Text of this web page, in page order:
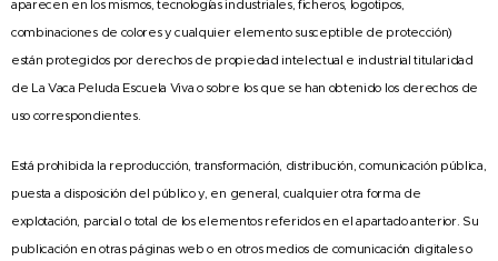
aparecen en los mismos, tecnologías industriales, ficheros, logotipos,
combinaciones de colores y cualquier elemento susceptible de protección)
están protegidos por derechos de propiedad intelectual e industrial titularidad
de La Vaca Peluda Escuela Viva o sobre los que se han obtenido los derechos de
uso correspondientes.
Está prohibida la reproducción, transformación, distribución, comunicación pública,
puesta a disposición del público y, en general, cualquier otra forma de
explotación, parcial o total de los elementos referidos en el apartado anterior. Su
publicación en otras páginas web o en otros medios de comunicación digitales o